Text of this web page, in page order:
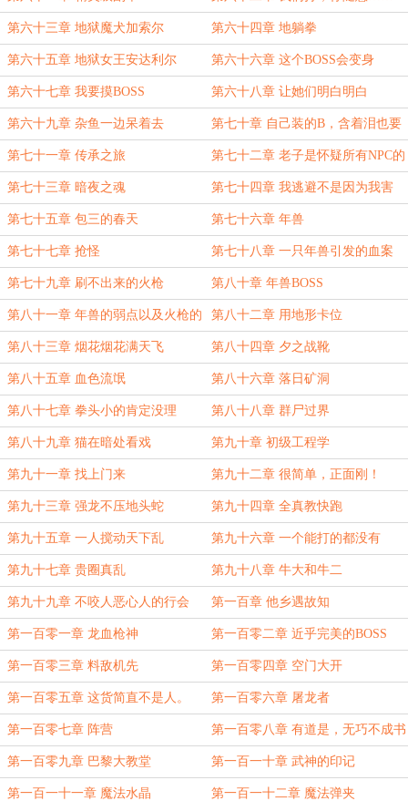
第六十三章 地狱魔犬加索尔 第六十四章 地躺拳
第六十五章 地狱女王安达利尔 第六十六章 这个BOSS会变身
第六十七章 我要摸BOSS 第六十八章 让她们明白明白
第六十九章 杂鱼一边呆着去 第七十章 自己装的B，含着泪也要
装下去
第七十一章 传承之旅 第七十二章 老子是怀疑所有NPC的
人格！
第七十三章 暗夜之魂 第七十四章 我逃避不是因为我害
怕！
第七十五章 包三的春天 第七十六章 年兽
第七十七章 抢怪 第七十八章 一只年兽引发的血案
第七十九章 刷不出来的火枪 第八十章 年兽BOSS
第八十一章 年兽的弱点以及火枪的
应用
第八十二章 用地形卡位
第八十三章 烟花烟花满天飞 第八十四章 夕之战靴
第八十五章 血色流氓 第八十六章 落日矿洞
第八十七章 拳头小的肯定没理 第八十八章 群尸过界
第八十九章 猫在暗处看戏 第九十章 初级工程学
第九十一章 找上门来 第九十二章 很简单，正面刚！
第九十三章 强龙不压地头蛇 第九十四章 全真教快跑
第九十五章 一人搅动天下乱 第九十六章 一个能打的都没有
第九十七章 贵圈真乱 第九十八章 牛大和牛二
第九十九章 不咬人恶心人的行会 第一百章 他乡遇故知
第一百零一章 龙血枪神 第一百零二章 近乎完美的BOSS
第一百零三章 料敌机先 第一百零四章 空门大开
第一百零五章 这货简直不是人。 第一百零六章 屠龙者
第一百零七章 阵营 第一百零八章 有道是，无巧不成书
第一百零九章 巴黎大教堂 第一百一十章 武神的印记
第一百一十一章 魔法水晶 第一百一十二章 魔法弹夹